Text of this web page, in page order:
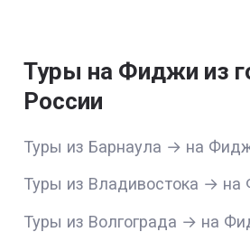
Туры на Фиджи из
России
Туры из Барнаула → на
Туры из Владивостока → на
Туры из Волгограда → на